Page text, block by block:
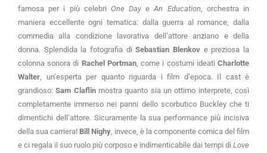
famosa per i più celebri One Day eAn Education, orchestra in
maniera eccellente ogni tematica: dalla guerra al romance, dalla
commedia alla condizione lavorativa dell’attore anziano e della
donna. Splendida la fotografia diSebastian Blenkov e preziosa la
colonna sonora di Rachel Portman, come i costumi ideatiCharlotte
Walter , un’esperta per quanto riguarda i film d’epoca. Il cast è
grandioso:Sam Claflinmostra quanto sia un ottimo interprete, così
completamente immerso nei panni dello scorbutico Buckley che ti
dimentichi dell’attore. Sicuramente la sua performance più incisiva
della sua carriera! Bill Nighy , invece, è la componente comica del film
e ci regala il suo ruolo più corposo e indimenticabile dai tempi di Love